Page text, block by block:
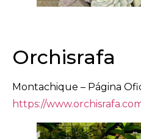
Orchisrafa
Montachique – Página
https://